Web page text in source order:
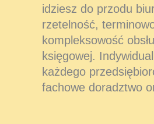
idziesz do przodu
rzetelność,
kompleksowość
księgowej.
każdego
fachowe doradztwo